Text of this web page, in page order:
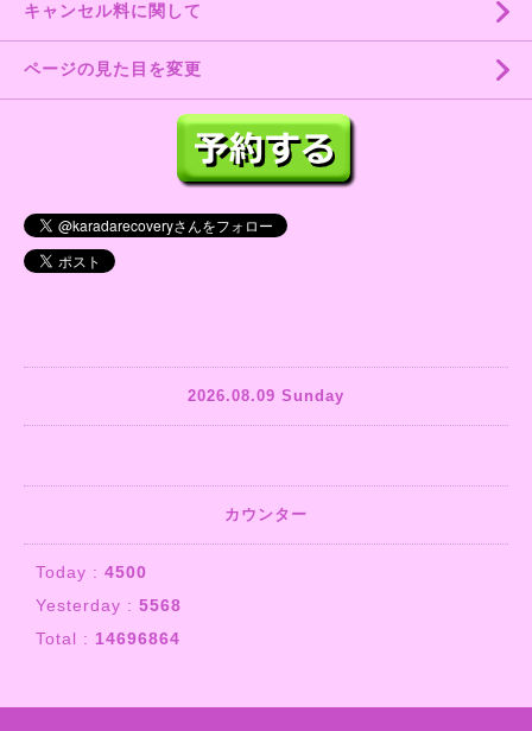
キャンセル料に関して
ページの見た目を変更
2026.08.09 Sunday
カウンター
Today : 4500
Yesterday : 5568
Total : 14696864